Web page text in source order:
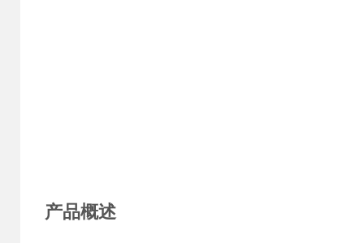
产品概述